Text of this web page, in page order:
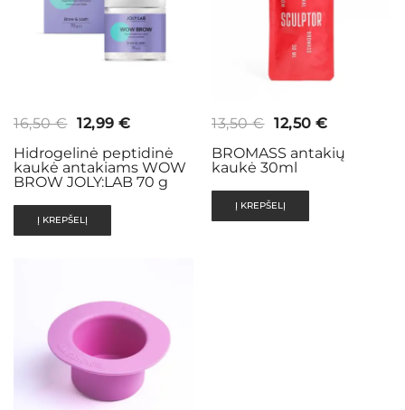
16,50€ Original
price
was:
16,50 €.
12,99 €Current
price
is:
12,99 €.
Hidrogelinė peptidinė
kaukė antakiams WOW
BROW JOLY:LAB 70 g
Į KREPŠELĮ
13,50€ Original
price
was:
13,50 €.
12,50 €Current
price
BROMASS antakių
kaukė 30ml
Į KREPŠELĮ